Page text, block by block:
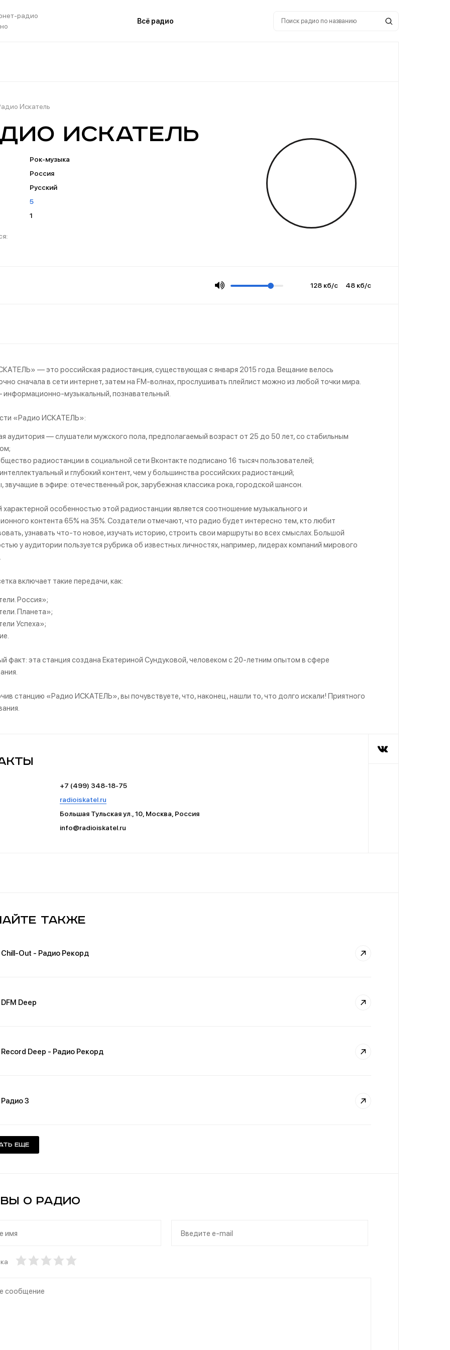
радио
Всё радио
Искатель
Искатель
Рок-музыка
Россия
Русский
5
1
128 кб/с 48 кб/с
— это российская радиостанция, существующая с января 2015 года. Вещание велось
сначала в сети интернет, затем на FM-волнах, прослушивать плейлист можно из любой точки мира.
музыкальный, познавательный.
«Радио ИСКАТЕЛЬ»:
аудитория — слушатели мужского пола, предполагаемый возраст от 25 до 50 лет, со стабильным
радиостанции в социальной сети Вконтакте подписано 16 тысяч пользователей;
и глубокий контент, чем у большинства российских радиостанций;
в эфире: отечественный рок, зарубежная классика рока, городской шансон.
особенностью этой радиостанции является соотношение музыкального и
контента 65% на 35%. Создатели отмечают, что радио будет интересно тем, кто любит
узнавать что-то новое, изучать историю, строить свои маршруты во всех смыслах. Большой
у аудитории пользуется рубрика об известных личностях, например, лидерах компаний мирового
включает такие передачи, как:
Россия»;
Планета»;
Успеха»;
факт: эта станция создана Екатериной Сундуковой, человеком с 20-летним опытом в сфере
станцию «Радио ИСКАТЕЛЬ», вы почувствуете, что, наконец, нашли то, что долго искали! Приятного
+7 (499) 348-18-75
radioiskatel.ru
Большая Тульская ул., 10, Москва, Россия
info@radioiskatel.ru
также
Chill-Out - Радио Рекорд
DFM Deep
Record Deep - Радио Рекорд
Радио 3
еще
о Радио